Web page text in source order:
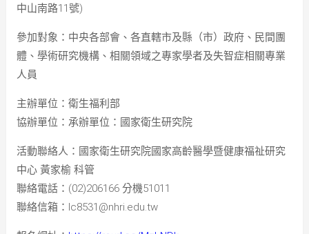
中山南路11號)
參加對象：中央各部會、各直轄市及縣（市）政府、民間團
體、學術研究機構、相關領域之專家學者及失智症相關專業
人員
主辦單位：衛生福利部
協辦單位：承辦單位：國家衛生研究院
活動聯絡人：國家衛生研究院國家高齡醫學暨健康福祉研究
中心 黃家榆 科管
聯絡電話：(02)206166 分機51011
聯絡信箱： lc8531@nhri.edu.tw